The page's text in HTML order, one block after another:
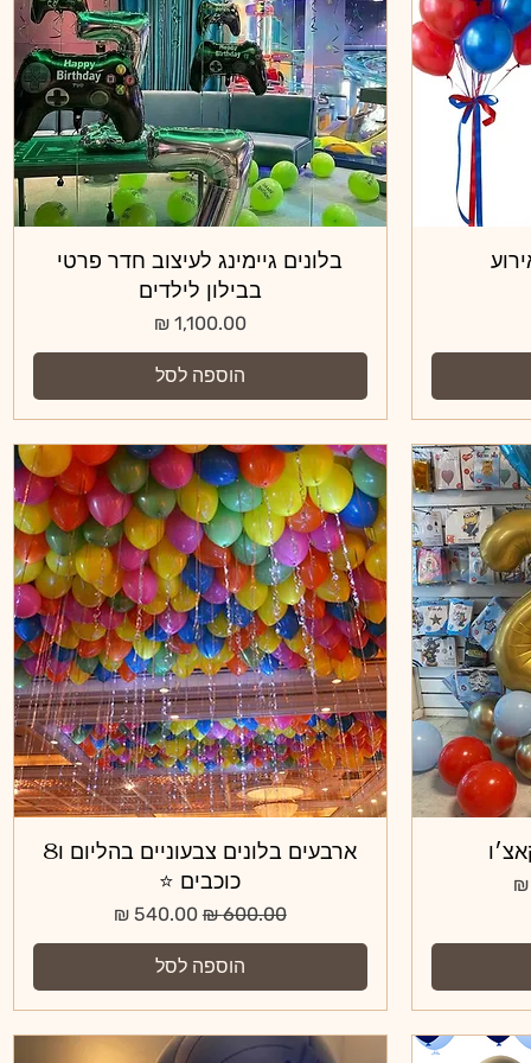
תצוגה מהירה
בלונים גיימינג לעיצוב חדר פרטי
בבילון לילדים
מחיר‏1,100.00 ‏₪
הוספה לסל
תצוגה מהירה
ארבעים בלונים צבעוניים בהליום ו8
כוכבים ⭐️
מחיר רגיל‏600.00 ‏₪ מחיר מבצע‏540.00 ‏₪
הוספה לסל